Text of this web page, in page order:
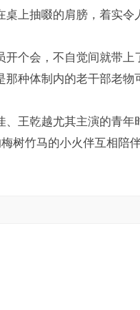
上抽啜的肩膀，着实令
个会，不自觉间就带上
种体制内的老干部老物
王乾越尤其主演的青年
树竹马的小火伴互相陪